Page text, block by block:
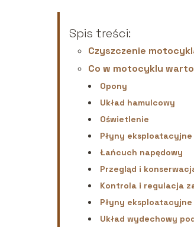
Spis treści:
Czyszczenie
Co w motocyklu
Opony
Układ hamulcowy
Oświetlenie
Płyny eksploatacyjne
Łańcuch napędowy
Przegląd i
Kontrola i regulacja
Płyny eksploatacyjne
Układ wydechowy